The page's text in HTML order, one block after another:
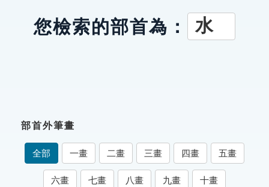
成語故事
索引選單
知識索引
您檢索的部首為： 水
部首外筆畫
全部 一畫 二畫 三畫 四畫 五畫
六畫 七畫 八畫 九畫 十畫